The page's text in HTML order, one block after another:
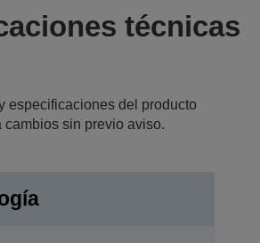
técnicas
especificaciones del producto
cambios sin previo aviso.